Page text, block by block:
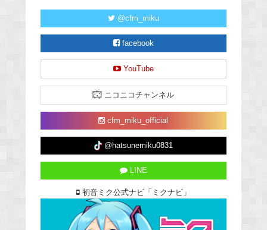
@cfm_miku
facebook
YouTube
ニコニコチャンネル
cfm_miku_official
@hatsunemiku0831
LINE
初音ミク公式ナビ「ミクナビ」